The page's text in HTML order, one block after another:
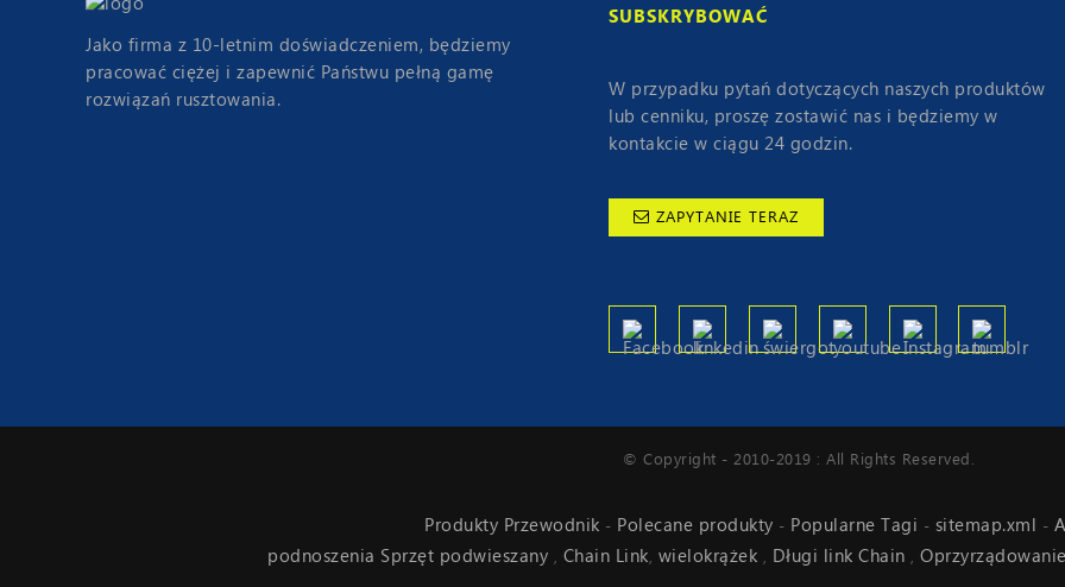
Jako firma z 10-letnim doświadczeniem, będziemy
pracować ciężej i zapewnić Państwu pełną gamę
rozwiązań rusztowania.
SUBSKRYBOWAĆ
W przypadku pytań dotyczących naszych produktów
lub cenniku, proszę zostawić nas i będziemy w
kontakcie w ciągu 24 godzin.
ZAPYTANIE TERAZ
© Copyright - 2010-2019 : All Rights Reserved.
Produkty Przewodnik - Polecane produkty - Popularne Tagi - sitemap.xml -
podnoszenia Sprzęt podwieszany , Chain Link, wielokrążek , Długi link Chain ,